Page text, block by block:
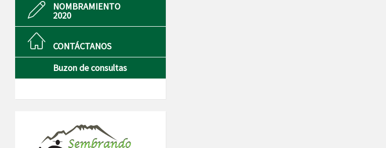
NOMBRAMIENTO
2020
CONTÁCTANOS
Buzon de consultas